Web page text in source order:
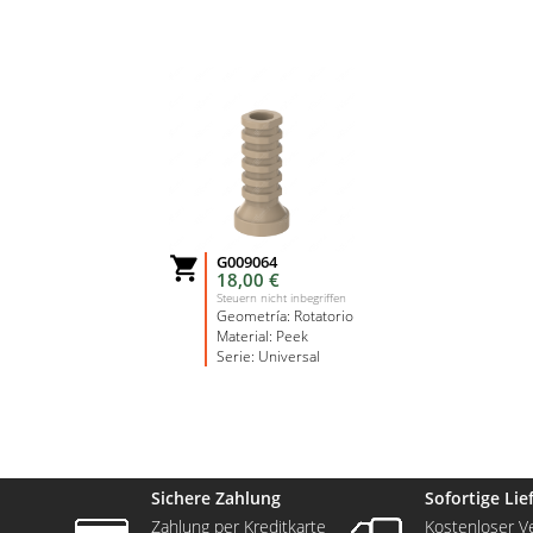
 G009064
18,00 €
Steuern nicht inbegriffen
Geometría: Rotatorio
Material: Peek
Serie: Universal
Sichere Zahlung
Zahlung per Kreditkarte
Sofortige
Kostenloser